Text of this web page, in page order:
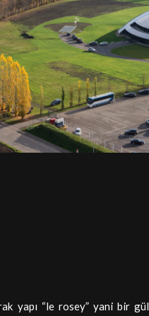
yapı “le rosey” yani bir gül